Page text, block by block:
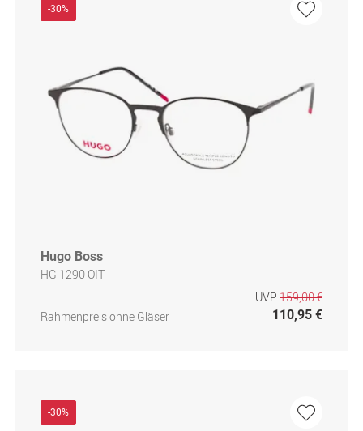
-30%
Hugo Boss
HG 1290 OIT
Rahmenpreis ohne Gläser
UVP 159,00 €
110,95 €
-30%